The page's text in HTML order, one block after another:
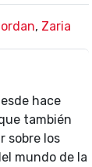
, Zaria
hace
también
sobre los
mundo de la